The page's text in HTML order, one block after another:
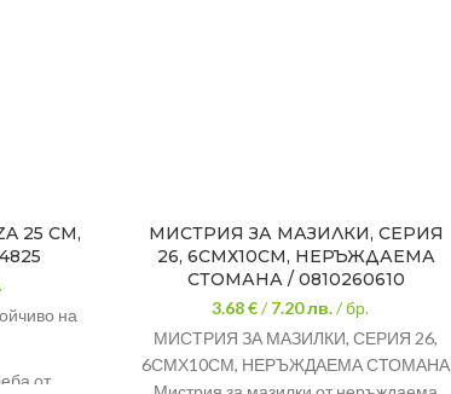
25 СМ,
на
от
МИСТРИЯ ЗА МАЗИЛКИ, СЕРИЯ
26, 6СМХ10СМ, НЕРЪЖДАЕМА
СТОМАНА / 0810260610
3.68 €/7.20лв. / бр.
МИСТРИЯ ЗА МАЗИЛКИ, СЕРИЯ 26,
6СМХ10СМ, НЕРЪЖДАЕМА СТОМАНА